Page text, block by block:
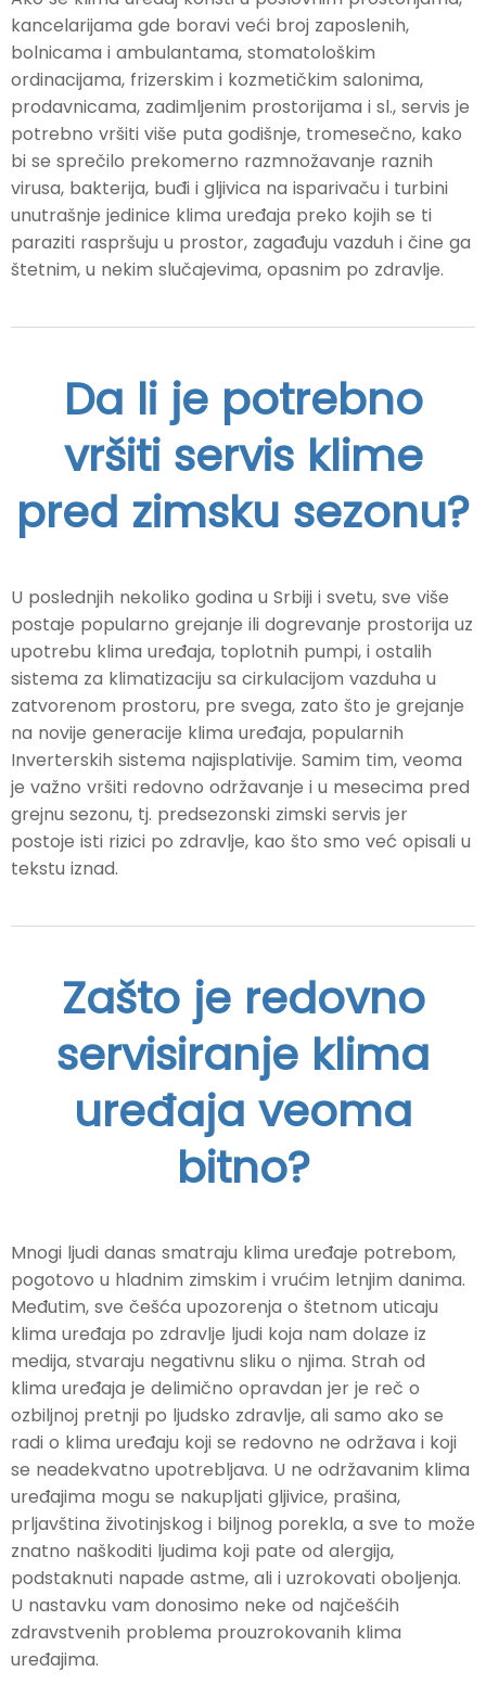
kancelarijama gde boravi veći broj zaposlenih,
bolnicama i ambulantama, stomatološkim
ordinacijama, frizerskim i kozmetičkim salonima,
prodavnicama, zadimljenim prostorijama i sl., servis je
potrebno vršiti više puta godišnje, tromesečno, kako
bi se sprečilo prekomerno razmnožavanje raznih
virusa, bakterija, buđi i gljivica na isparivaču i turbini
unutrašnje jedinice klima uređaja preko kojih se ti
paraziti raspršuju u prostor, zagađuju vazduh i čine ga
štetnim, u nekim slučajevima, opasnim po zdravlje.
Da li je potrebno
vršiti servis klime
pred zimsku sezonu?
U poslednjih nekoliko godina u Srbiji i svetu, sve više
postaje popularno grejanje ili dogrevanje prostorija uz
upotrebu klima uređaja, toplotnih pumpi, i ostalih
sistema za klimatizaciju sa cirkulacijom vazduha u
zatvorenom prostoru, pre svega, zato što je grejanje
na novije generacije klima uređaja, popularnih
Inverterskih sistema najisplativije. Samim tim, veoma
je važno vršiti redovno održavanje i u mesecima pred
grejnu sezonu, tj. predsezonski zimski servis jer
postoje isti rizici po zdravlje, kao što smo već opisali u
tekstu iznad.
Zašto je redovno
servisiranje klima
uređaja veoma
bitno?
Mnogi ljudi danas smatraju klima uređaje potrebom,
pogotovo u hladnim zimskim i vrućim letnjim danima.
Međutim, sve češća upozorenja o štetnom uticaju
klima uređaja po zdravlje ljudi koja nam dolaze iz
medija, stvaraju negativnu sliku o njima. Strah od
klima uređaja je delimično opravdan jer je reč o
ozbiljnoj pretnji po ljudsko zdravlje, ali samo ako se
radi o klima uređaju koji se redovno ne održava i koji
se neadekvatno upotrebljava. U ne održavanim klima
uređajima mogu se nakupljati gljivice, prašina,
prljavština životinjskog i biljnog porekla, a sve to može
znatno naškoditi ljudima koji pate od alergija,
podstaknuti napade astme, ali i uzrokovati oboljenja.
U nastavku vam donosimo neke od najčešćih
zdravstvenih problema prouzrokovanih klima
uređajima.